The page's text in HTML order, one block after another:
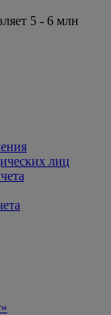
5 - 6 млн
лиц